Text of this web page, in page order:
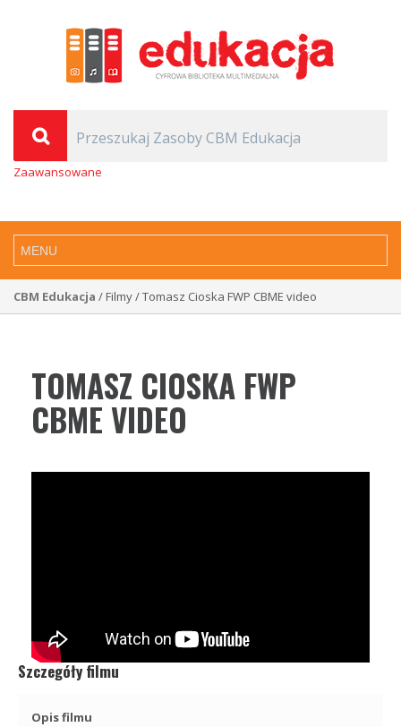
Zaawansowane
CBM Edukacja / Filmy / Tomasz Cioska FWP CBME video
TOMASZ CIOSKA FWP
CBME VIDEO
Szczegóły filmu
Opis filmu